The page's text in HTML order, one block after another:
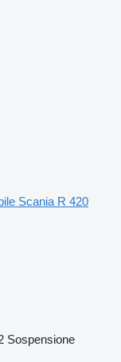
Scania R 420
Sospensione